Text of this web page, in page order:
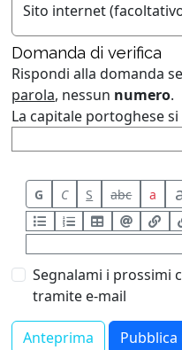
Sito internet
Domanda di verifica
Rispondi alla domanda
parola, nessun numero.
La capitale portoghese si
G C S abc a
Segnalami i prossimi
tramite e-mail